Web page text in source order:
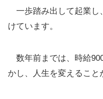
一歩踏み出して起業し
けています。
数年前までは、時給
かし、人生を変えること